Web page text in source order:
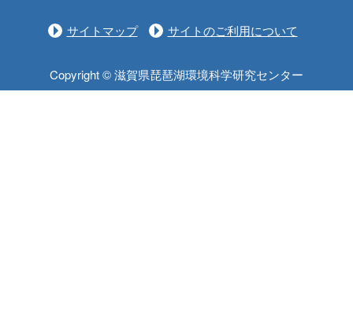
サイトマップ サイトのご利用について
Copyright © 滋賀県琵琶湖環境科学研究センター